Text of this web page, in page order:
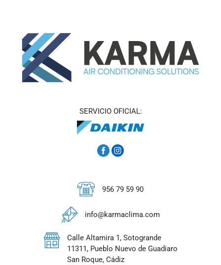
SERVICIO OFICIAL:
956 79 59 90
info@karmaclima.com
Calle Altamira 1, Sotogrande
11311, Pueblo Nuevo de Guadiaro
San Roque, Cádiz